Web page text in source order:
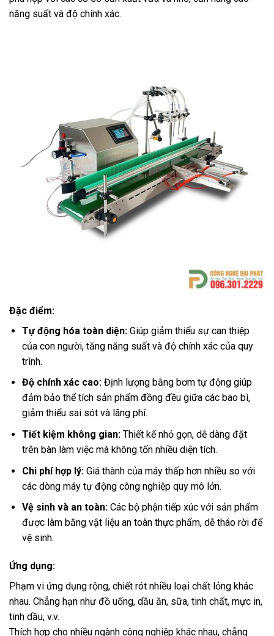
năng suất và độ chính xác.
Đặc điểm:
Tự động hóa toàn diện:Giúp giảm thiểu sự can thiệp
của con người, tăng năng suất và độ chính xác của quy
trình.
Độ chính xác cao:Định lượng bằng bơm tự động giúp
đảm bảo thể tích sản phẩm đồng đều giữa các bao bì,
giảm thiểu sai sót và lãng phí.
Tiết kiệm không gian:Thiết kế nhỏ gọn, dễ dàng đặt
trên bàn làm việc mà không tốn nhiều diện tích.
Chi phí hợp lý:Giá thành của máy thấp hơn nhiều so với
các dòng máy tự động công nghiệp quy mô lớn.
Vệ sinh và an toàn:Các bộ phận tiếp xúc với sản phẩm
được làm bằng vật liệu an toàn thực phẩm, dễ tháo rời để
vệ sinh.
Ứng dụng:
Phạm vi ứng dụng rộng, chiết rót nhiều loại chất lỏng khác
nhau. Chẳng hạn như đồ uống, dầu ăn, sữa, tinh chất, mực in,
tinh dầu, v.v.
Thích hợp cho nhiều ngành công nghiệp khác nhau, chẳng